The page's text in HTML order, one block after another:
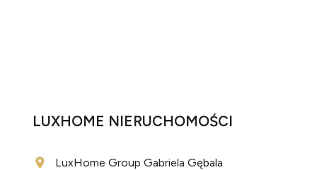
LUXHOME NIERUCHOMOŚCI
LuxHome Group Gabriela Gębala